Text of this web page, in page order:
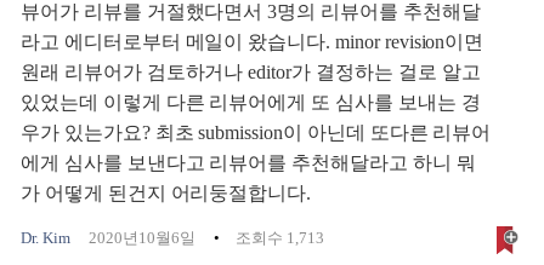
뷰어가 리뷰를 거절했다면서 3명의 리뷰어를 추천해달
라고 에디터로부터 메일이 왔습니다. minor revision이면
원래 리뷰어가 검토하거나 editor가 결정하는 걸로 알고
있었는데 이렇게 다른 리뷰어에게 또 심사를 보내는 경
우가 있는가요? 최초 submission이 아닌데 또다른 리뷰어
에게 심사를 보낸다고 리뷰어를 추천해달라고 하니 뭐
가 어떻게 된건지 어리둥절합니다.
Dr. Kim 2020년10월6일 조회수 1,713